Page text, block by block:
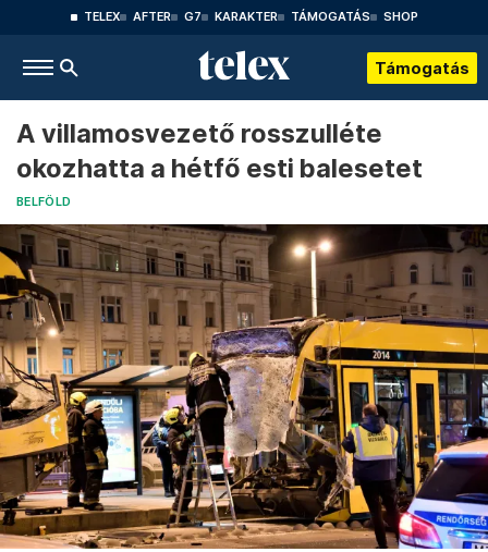
TELEX AFTER G7 KARAKTER TÁMOGATÁS SHOP
Támogatás
A villamosvezető rosszulléte
okozhatta a hétfő esti balesetet
BELFÖLD